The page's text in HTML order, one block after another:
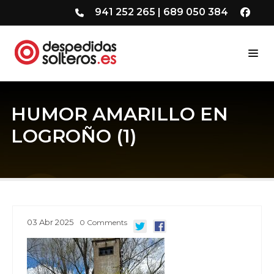
941 252 265 | 689 050 384
HUMOR AMARILLO EN
LOGROÑO (1)
03 Abr2025 0 Comments